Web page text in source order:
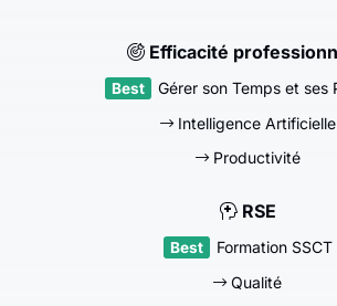
Efficacité
Gérer son Temps et ses
Intelligence Artificielle
Productivité
RSE
Formation SSCT
Qualité